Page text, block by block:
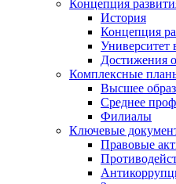
Концепция
История
Концепция
Университет
Достижения
Комплексные
Высшее
Среднее
Филиалы
Ключевые
Правовые